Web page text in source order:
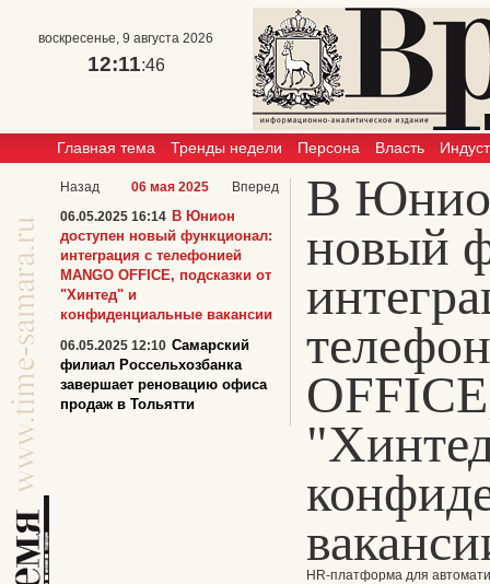
воскресенье, 9 августа 2026
12:11:46
Главная тема Тренды недели Персона Власть
В
новый
HR-платформа для
Назад 06 мая 2025
Вперед
06.05.2025 16:14 В Юнион
доступен новый функционал:
интеграция с телефонией
MANGO OFFICE, подсказки от
"Хинтед" и
конфиденциальные вакансии
06.05.2025 12:10 Самарский
филиал Россельхозбанка
завершает реновацию офиса
продаж в Тольятти